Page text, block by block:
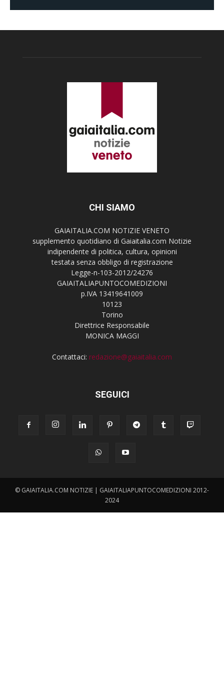
CHI SIAMO
GAIAITALIA.COM NOTIZIE VENETO
supplemento quotidiano di Gaiaitalia.com Notizie
indipendente di politica, cultura, opinioni
testata senza obbligo di registrazione
Legge-n-103-2012/24276
GAIAITALIAPUNTOCOMEDIZIONI
p.IVA 13419641009
10123
Torino
Direttrice Responsabile
MONICA MAGGI
Contattaci: redazione@gaiaitalia.com
SEGUICI
© GAIAITALIA.COM NOTIZIE | GAIAITALIAPUNTOCOMEDIZIONI 2012-
2024